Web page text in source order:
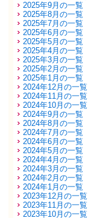
2025年9月の一覧
2025年8月の一覧
2025年7月の一覧
2025年6月の一覧
2025年5月の一覧
2025年4月の一覧
2025年3月の一覧
2025年2月の一覧
2025年1月の一覧
2024年12月の一覧
2024年11月の一覧
2024年10月の一覧
2024年9月の一覧
2024年8月の一覧
2024年7月の一覧
2024年6月の一覧
2024年5月の一覧
2024年4月の一覧
2024年3月の一覧
2024年2月の一覧
2024年1月の一覧
2023年12月の一覧
2023年11月の一覧
2023年10月の一覧